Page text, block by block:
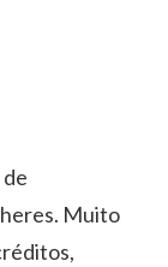
Muito